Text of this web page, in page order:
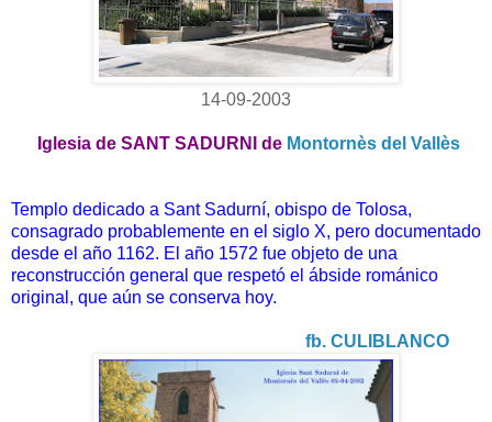
14-09-2003
Iglesia de SANT SADURNI de Montornès del Vallès
Templo dedicado a Sant Sadurní, obispo de Tolosa,
consagrado probablemente en el siglo X, pero documentado
desde el año 1162. El año 1572 fue objeto de una
reconstrucción general que respetó el ábside románico
original, que aún se conserva hoy.
fb. CULIBLANCO